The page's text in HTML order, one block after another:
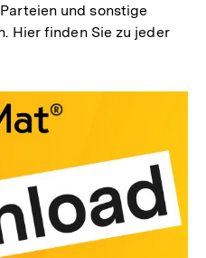
und sonstige
Hier finden Sie zu jeder